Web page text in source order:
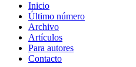
Inicio
Último número
Archivo
Artículos
Para autores
Contacto